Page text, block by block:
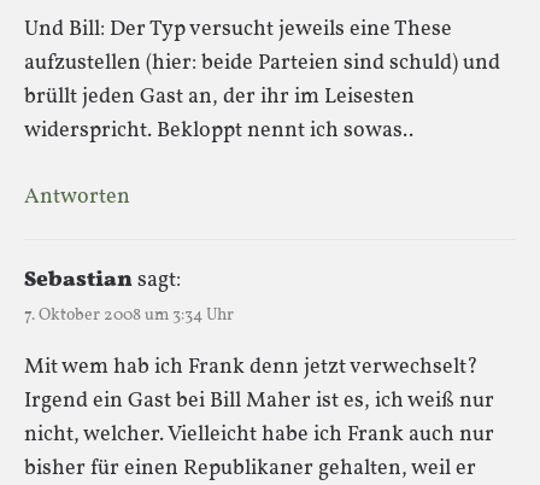
Und Bill: Der Typ versucht jeweils eine These
aufzustellen (hier: beide Parteien sind schuld) und
brüllt jeden Gast an, der ihr im Leisesten
widerspricht. Bekloppt nennt ich sowas..
Antworten
Sebastiansagt:
7. Oktober 2008 um 3:34 Uhr
Mit wem hab ich Frank denn jetzt verwechselt?
Irgend ein Gast bei Bill Maher ist es, ich weiß nur
nicht, welcher. Vielleicht habe ich Frank auch nur
bisher für einen Republikaner gehalten, weil er